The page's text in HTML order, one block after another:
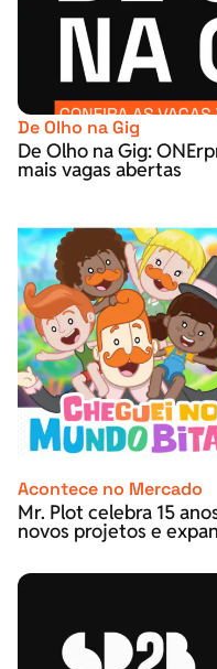
De Olho na Gig
De Olho na Gig:
mais vagas abertas
Acontece no Mercado
Mr. Plot celebra 15
novos projetos e